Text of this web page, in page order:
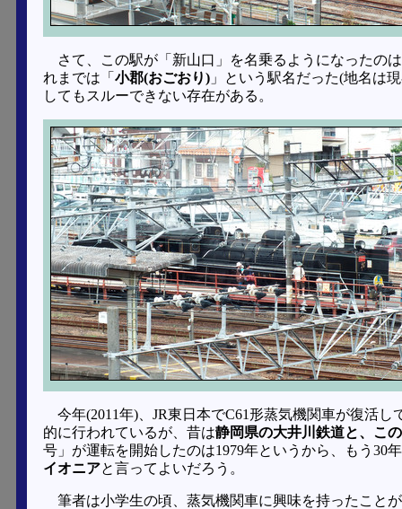
さて、この駅が「新山口」を名乗るようになったの
れまでは「 小郡(おごおり) 」という駅名だった(地名は
してもスルーできない存在がある。
今年(2011年)、JR東日本でC61形蒸気機関車が復活
的に行われているが、昔は静岡県の大井川鉄道と、こ
号」が運転を開始したのは1979年というから、もう30
イオニアと言ってよいだろう。
筆者は小学生の頃、蒸気機関車に興味を持ったこと